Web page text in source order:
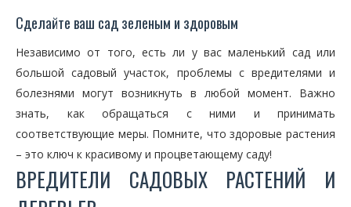
Сделайте ваш сад зеленым и здоровым
Независимо от того, есть ли у вас маленький сад или
большой садовый участок, проблемы с вредителями и
болезнями могут возникнуть в любой момент. Важно
знать, как обращаться с ними и принимать
соответствующие меры. Помните, что здоровые растения
– это ключ к красивому и процветающему саду!
ВРЕДИТЕЛИ САДОВЫХ РАСТЕНИЙ И